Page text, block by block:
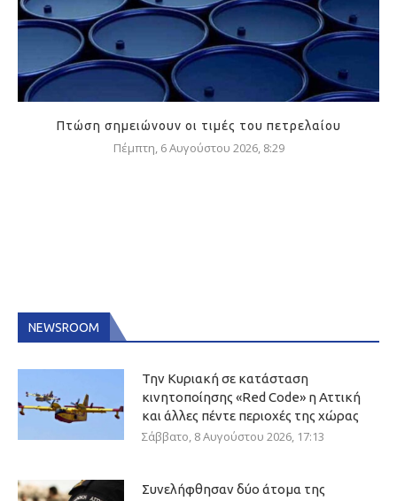
Πτώση σημειώνουν οι τιμές του πετρελαίου
Πέμπτη, 6 Αυγούστου 2026, 8:29
NEWSROOM
Την Κυριακή σε κατάσταση
κινητοποίησης «Red Code» η Αττική
και άλλες πέντε περιοχές της χώρας
Σάββατο, 8 Αυγούστου 2026, 17:13
Συνελήφθησαν δύο άτομα της